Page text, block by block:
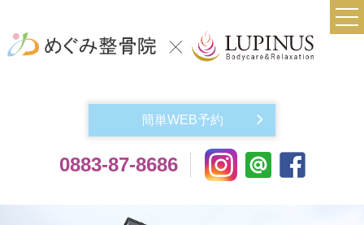
簡単WEB予約
0883-87-8686
実費メニュー料金
交通事故によるケガでお悩みの方
機材紹介